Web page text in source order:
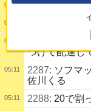
05:09 2281:でもち
05:10 てかア
05:10
なんか
つけて配達し
05:11 2287: ソフマ
佐川くる
05:11 2288: 20で割